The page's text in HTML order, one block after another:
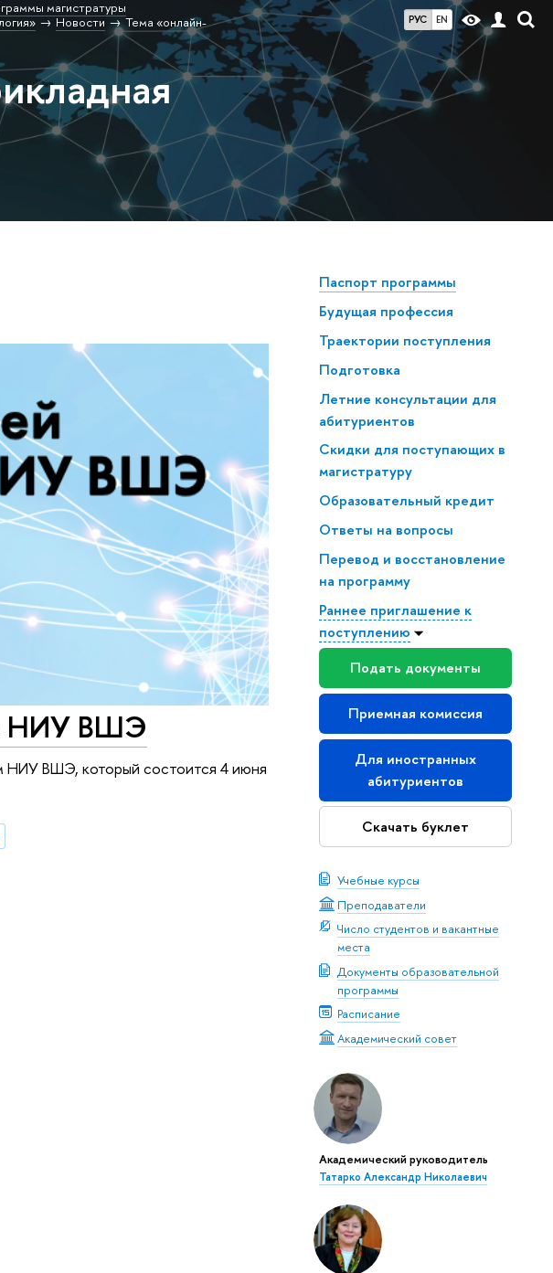
РУС EN
магистратуры
Новости
Тема «онлайн-
Паспорт программы
Будущая профессия
Траектории поступления
Подготовка
Летние консультации для
абитуриентов
Скидки для поступающих в
магистратуру
Образовательный кредит
Ответы на вопросы
Перевод и восстановление
на программу
Раннее приглашение к
поступлению
Подать документы
Приемная комиссия
Для иностранных
абитуриентов
Скачать буклет
Учебные курсы
Преподаватели
Число студентов и вакантные
места
Документы образовательной
программы
Расписание
Академический совет
Академический руководитель
Татарко Александр Николаевич
НИУ ВШЭ
НИУ ВШЭ, который состоится 4 июня